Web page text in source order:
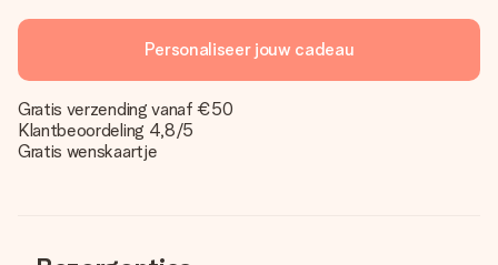
Personaliseer jouw cadeau
Gratis verzending vanaf €50
Klantbeoordeling 4,8/5
Gratis wenskaartje